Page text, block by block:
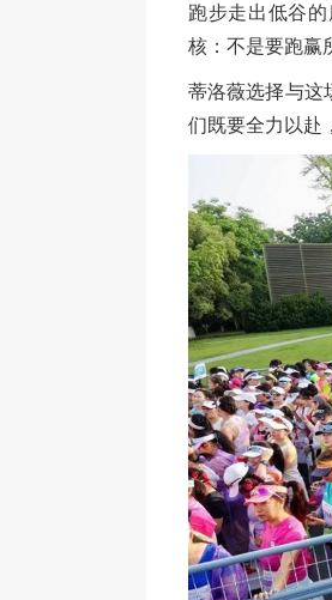
跑步走出低谷
核：不是要跑赢
蒂洛薇选择与
们既要全力以赴